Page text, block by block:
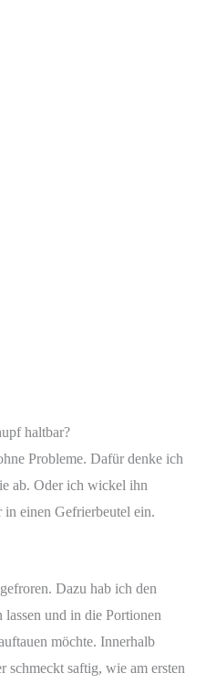
haltbar?
Probleme. Dafür denke ich
ab. Oder ich wickel ihn
einen Gefrierbeutel ein.
Dazu hab ich den
und in die Portionen
möchte. Innerhalb
schmeckt saftig, wie am ersten